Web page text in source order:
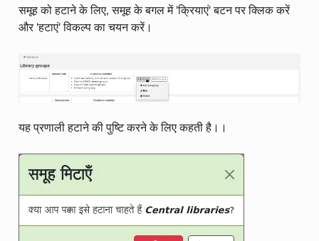
समूह को हटाने के लिए, समूह के बगल में 'क्रियाएं' बटन पर क्लिक करें
और 'हटाएं' विकल्प का चयन करें।
यह प्रणाली हटाने की पुष्टि करने के लिए कहती है।।